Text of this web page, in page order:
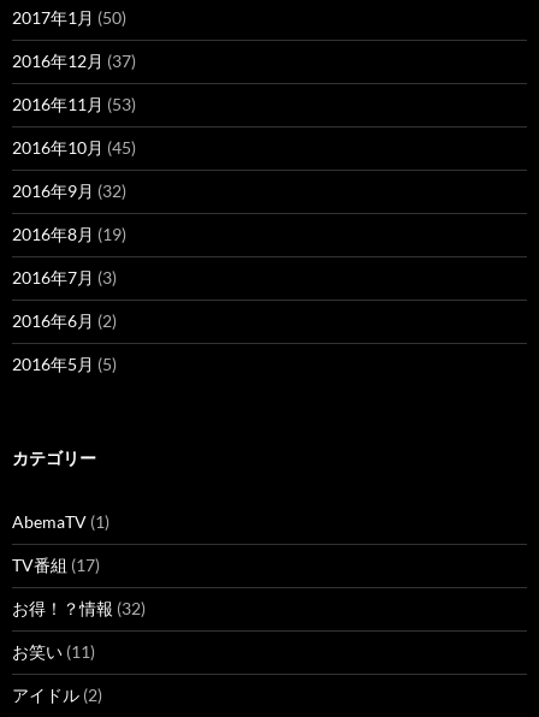
2017年1月 (50)
2016年12月 (37)
2016年11月 (53)
2016年10月 (45)
2016年9月 (32)
2016年8月 (19)
2016年7月 (3)
2016年6月 (2)
2016年5月 (5)
カテゴリー
AbemaTV (1)
TV番組 (17)
お得！？情報 (32)
お笑い (11)
アイドル (2)